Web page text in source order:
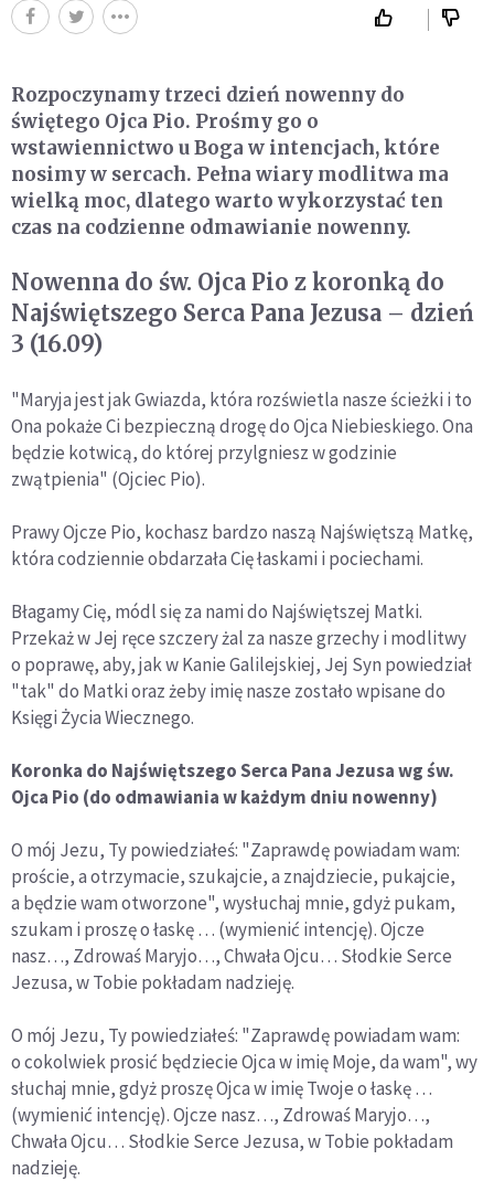
Rozpoczynamy trzeci dzień nowenny do
świętego Ojca Pio. Prośmy go o
wstawiennictwo u Boga w intencjach, które
nosimy w sercach. Pełna wiary modlitwa ma
wielką moc, dlatego warto wykorzystać ten
czas na codzienne odmawianie nowenny.
Nowenna do św. Ojca Pio z koronką do
Najświętszego Serca Pana Jezusa – dzień
3 (16.09)
"Maryja jest jak Gwiazda, która rozświetla nasze ścieżki i to
Ona pokaże Ci bezpieczną drogę do Ojca Niebieskiego. Ona
będzie kotwicą, do której przylgniesz w godzinie
zwątpienia" (Ojciec Pio).
Prawy Ojcze Pio, kochasz bardzo naszą Najświętszą Matkę,
która codziennie obdarzała Cię łaskami i pociechami.
Błagamy Cię, módl się za nami do Najświętszej Matki.
Przekaż w Jej ręce szczery żal za nasze grzechy i modlitwy
o poprawę, aby, jak w Kanie Galilejskiej, Jej Syn powiedział
"tak" do Matki oraz żeby imię nasze zostało wpisane do
Księgi Życia Wiecznego.
Koronka do Najświętszego Serca Pana Jezusa wg św.
Ojca Pio (do odmawiania w każdym dniu nowenny)
O mój Jezu, Ty powiedziałeś: "Zaprawdę powiadam wam:
proście, a otrzymacie, szukajcie, a znajdziecie, pukajcie,
a będzie wam otworzone", wysłuchaj mnie, gdyż pukam,
szukam i proszę o łaskę … (wymienić intencję). Ojcze
nasz…, Zdrowaś Maryjo…, Chwała Ojcu… Słodkie Serce
Jezusa, w Tobie pokładam nadzieję.
O mój Jezu, Ty powiedziałeś: "Zaprawdę powiadam wam:
o cokolwiek prosić będziecie Ojca w imię Moje, da wam", wy
słuchaj mnie, gdyż proszę Ojca w imię Twoje o łaskę …
(wymienić intencję). Ojcze nasz…, Zdrowaś Maryjo…,
Chwała Ojcu… Słodkie Serce Jezusa, w Tobie pokładam
nadzieję.